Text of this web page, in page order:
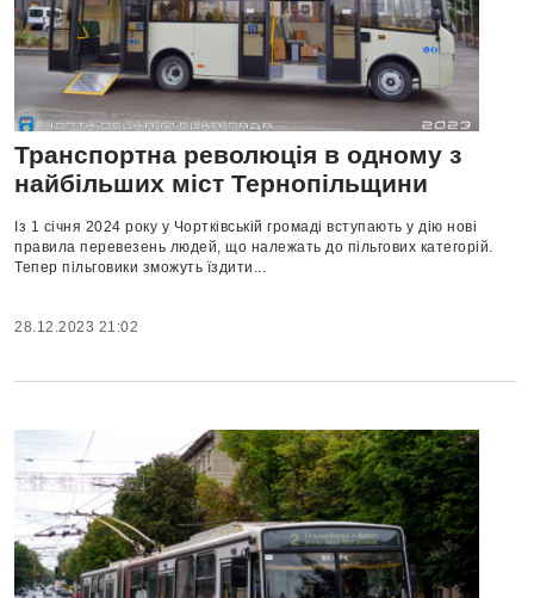
Транспортна революція в одному з
найбільших міст Тернопільщини
Із 1 січня 2024 року у Чортківській громаді вступають у дію нові
правила перевезень людей, що належать до пільгових категорій.
Тепер пільговики зможуть їздити...
28.12.2023 21:02